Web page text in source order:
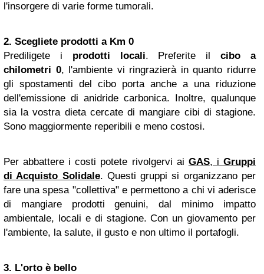
l'insorgere di varie forme tumorali.
2. Scegliete prodotti a Km 0
Prediligete i prodotti locali. Preferite ilcibo a
chilometri 0, l'ambiente vi ringrazierà in quanto ridurre
gli spostamenti del cibo porta anche a una riduzione
dell'emissione di anidride carbonica. Inoltre, qualunque
sia la vostra dieta cercate di mangiare cibi di stagione.
Sono maggiormente reperibili e meno costosi.
Per abbattere i costi potete rivolgervi ai GAS, iGruppi
di Acquisto Solidale. Questi gruppi si organizzano per
fare una spesa "collettiva" e permettono a chi vi aderisce
di mangiare prodotti genuini, dal minimo impatto
ambientale, locali e di stagione. Con un giovamento per
l'ambiente, la salute, il gusto e non ultimo il portafogli.
3. L'orto è bello